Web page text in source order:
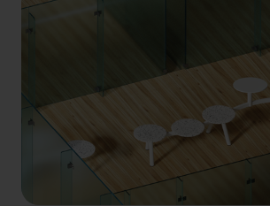
16.
18. Textilpolster